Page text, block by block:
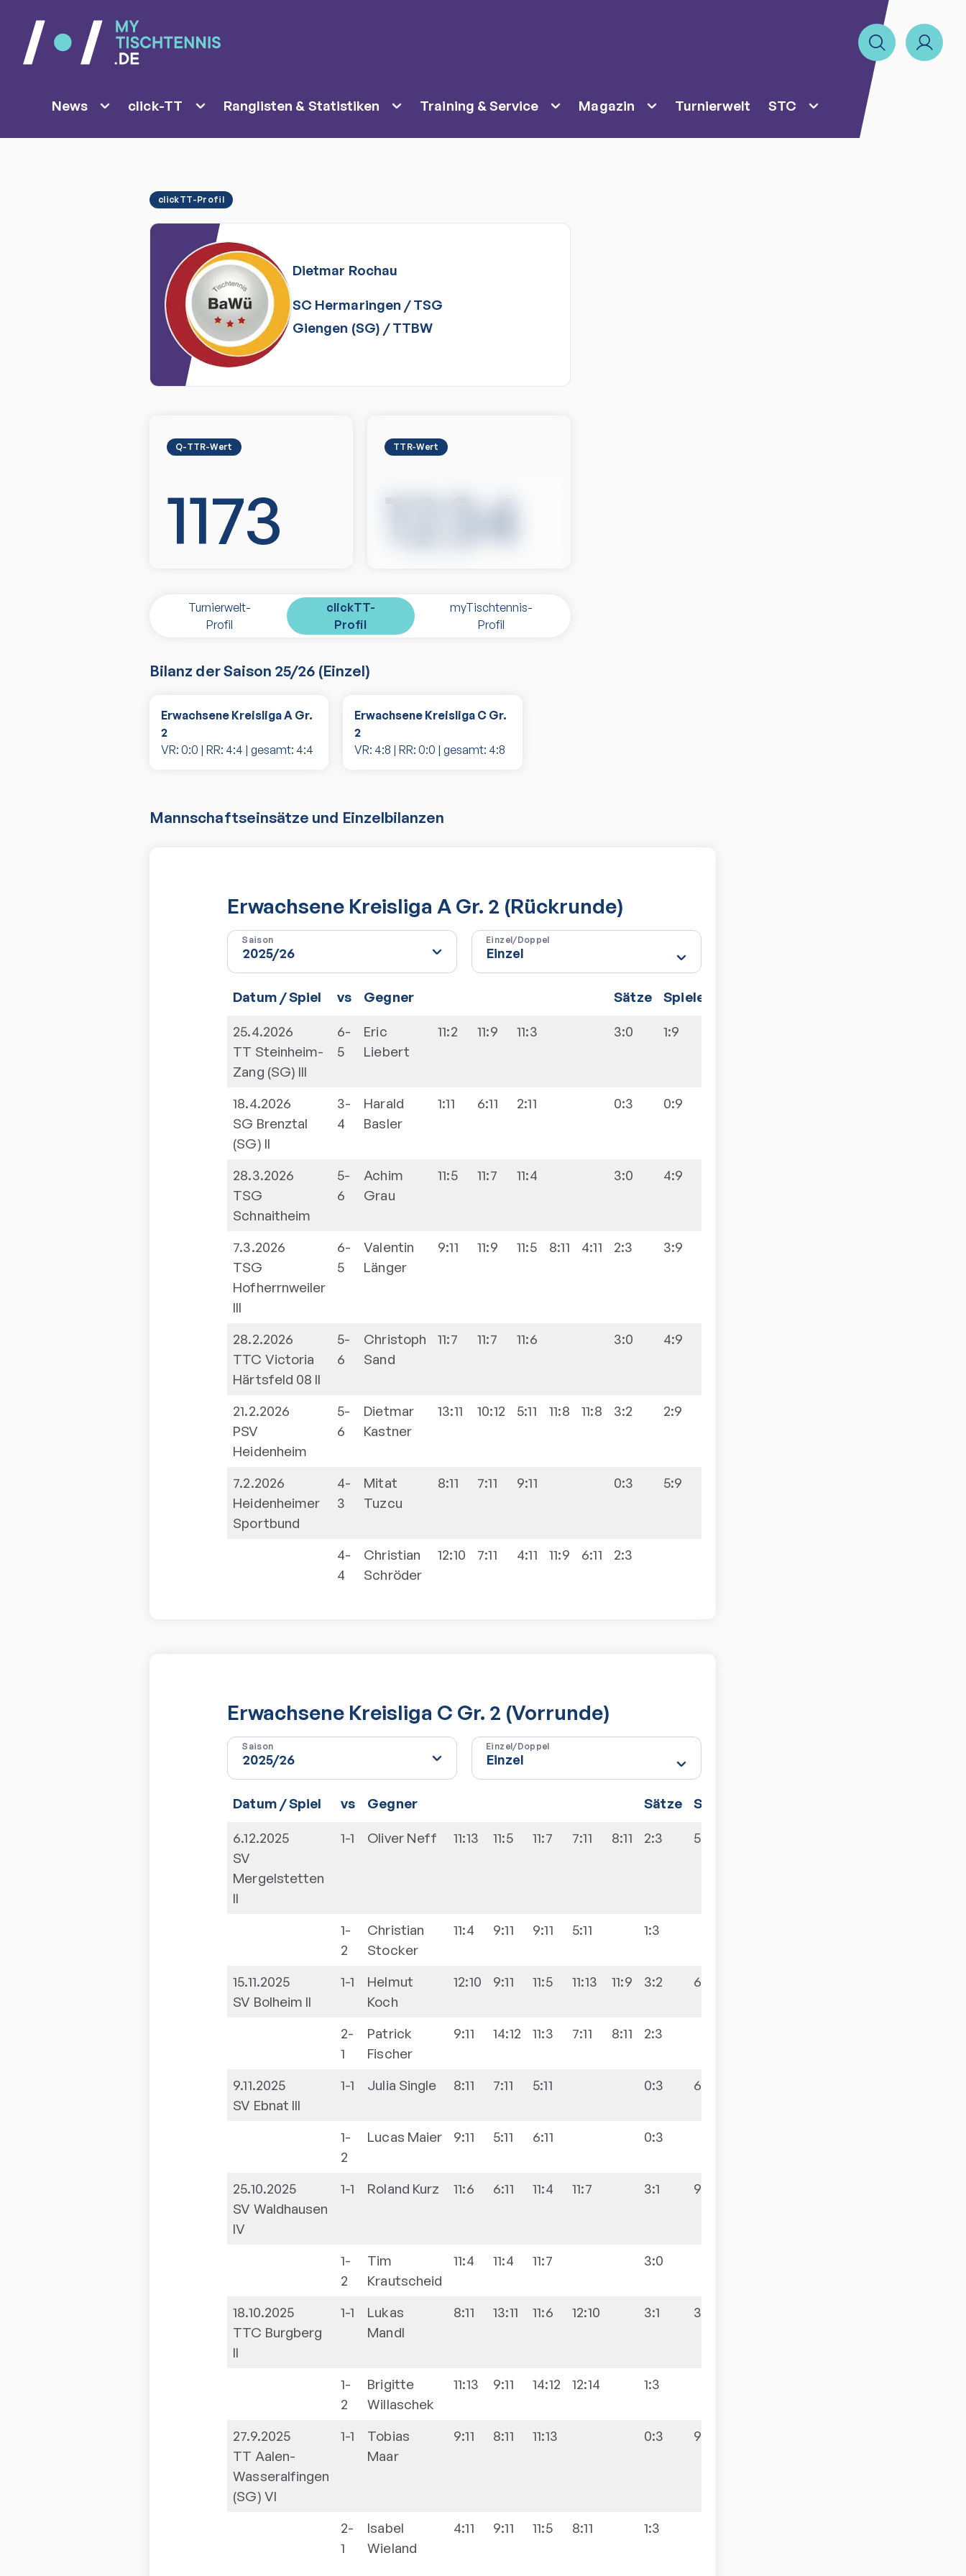
News click-TT Ranglisten & Statistiken Training & Service Magazin Turnierwelt STC
clickTT-Profil
Dietmar Rochau
SC Hermaringen / TSG
Giengen (SG) /TTBW
Q-TTR-Wert
1173
TTR-Wert
1234
Turnierwelt-
Profil
clickTT-
Profil
myTischtennis-
Profil
Bilanz der Saison 25/26 (Einzel)
Erwachsene Kreisliga A Gr.
2
VR: 0:0 | RR: 4:4 | gesamt: 4:4
Erwachsene Kreisliga C Gr.
2
VR: 4:8 | RR: 0:0 | gesamt: 4:8
Mannschaftseinsätze und Einzelbilanzen
Erwachsene Kreisliga A Gr. 2 (Rückrunde)
Saison Einzel/Doppel
Datum / Spiel vs Gegner Sätze Spiele
25.4.2026
TT Steinheim-
Zang (SG) III
6-
5
Eric
Liebert
11:2 11:9 11:3 3:0 1:9
18.4.2026
SG Brenztal
(SG) II
3-
4
Harald
Basler
1:11 6:11 2:11 0:3 0:9
28.3.2026
TSG
Schnaitheim
5-
6
Achim
Grau
11:5 11:7 11:4 3:0 4:9
7.3.2026
TSG
Hofherrnweiler
III
6-
5
Valentin
Länger
9:11 11:9 11:5 8:11 4:11 2:3 3:9
28.2.2026
TTC Victoria
Härtsfeld 08 II
5-
6
Christoph
Sand
11:7 11:7 11:6 3:0 4:9
21.2.2026
PSV
Heidenheim
5-
6
Dietmar
Kastner
13:11 10:12 5:11 11:8 11:8 3:2 2:9
7.2.2026
Heidenheimer
Sportbund
4-
3
Mitat
Tuzcu
8:11 7:11 9:11 0:3 5:9
4-
4
Christian
Schröder
12:10 7:11 4:11 11:9 6:11 2:3
Erwachsene Kreisliga C Gr. 2 (Vorrunde)
Saison Einzel/Doppel
Datum / Spiel vs Gegner Sätze Spiele
6.12.2025
SV
Mergelstetten
II
1-1 Oliver Neff 11:13 11:5 11:7 7:11 8:11 2:3 5:9
1-
2
Christian
Stocker
11:4 9:11 9:11 5:11 1:3
15.11.2025
SV Bolheim II
1-1
Helmut
Koch
12:10 9:11 11:5 11:13 11:9 3:2 6:9
2-
1
Patrick
Fischer
9:11 14:12 11:3 7:11 8:11 2:3
9.11.2025
SV Ebnat III
1-1 Julia Single 8:11 7:11 5:11 0:3 6:9
1-
2
Lucas Maier 9:11 5:11 6:11 0:3
25.10.2025
SV Waldhausen
IV
1-1 Roland Kurz 11:6 6:11 11:4 11:7 3:1 9:4
1-
2
Tim
Krautscheid
11:4 11:4 11:7 3:0
18.10.2025
TTC Burgberg
II
1-1
Lukas
Mandl
8:11 13:11 11:6 12:10 3:1 3:9
1-
2
Brigitte
Willaschek
11:13 9:11 14:12 12:14 1:3
27.9.2025
TT Aalen-
Wasseralfingen
(SG) VI
1-1
Tobias
Maar
9:11 8:11 11:13 0:3 9:5
2-
1
Isabel
Wieland
4:11 9:11 11:5 8:11 1:3